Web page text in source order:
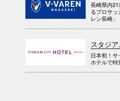
長崎県内
るプロサッ
レン長崎」
スタジ
日本初！サ
ホテルで特